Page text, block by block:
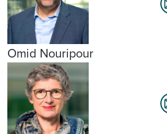
Omid Nouripour